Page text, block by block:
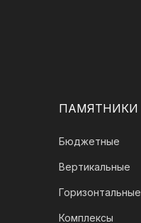
ПАМЯТНИКИ
Бюджетные
Вертикальные
Горизонтальные
Комплексы